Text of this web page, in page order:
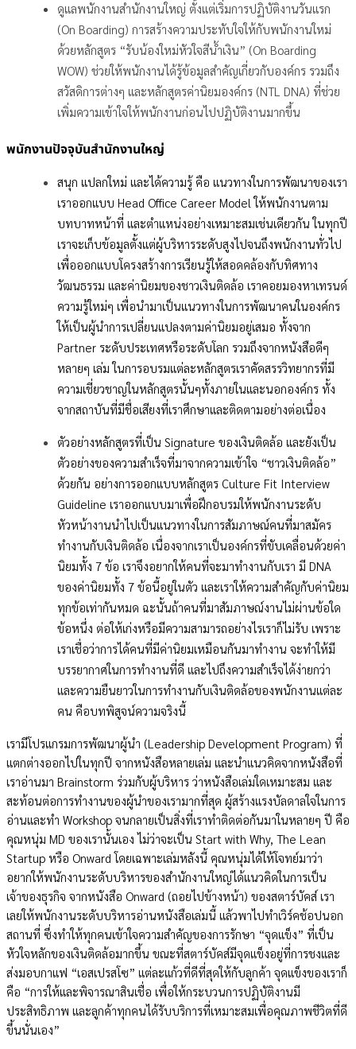
ดูแลพนักงานสำนักงานใหญ่ ตั้งแต่เริ่มการปฏิบัติงานวันแรก
(On Boarding) การสร้างความประทับใจให้กับพนักงานใหม่
ด้วยหลักสูตร “รับน้องใหม่หัวใจสีน้ำเงิน” (On Boarding
WOW) ช่วยให้พนักงานได้รู้ข้อมูลสำคัญเกี่ยวกับองค์กร รวมถึง
สวัสดิการต่างๆ และหลักสูตรค่านิยมองค์กร (NTL DNA) ที่ช่วย
เพิ่มความเข้าใจให้พนักงานก่อนไปปฏิบัติงานมากขึ้น
พนักงานปัจจุบันสำนักงานใหญ่
สนุก แปลกใหม่ และได้ความรู้ คือ แนวทางในการพัฒนาของเรา
เราออกแบบ Head Office Career Model ให้พนักงานตาม
บทบาทหน้าที่ และตำแหน่งอย่างเหมาะสมเช่นเดียวกัน ในทุกปี
เราจะเก็บข้อมูลตั้งแต่ผู้บริหารระดับสูงไปจนถึงพนักงานทั่วไป
เพื่อออกแบบโครงสร้างการเรียนรู้ให้สอดคล้องกับทิศทาง
วัฒนธรรม และค่านิยมของชาวเงินติดล้อ เราคอยมองหาเทรนด์
ความรู้ใหม่ๆ เพื่อนำมาเป็นแนวทางในการพัฒนาคนในองค์กร
ให้เป็นผู้นำการเปลี่ยนแปลงตามค่านิยมอยู่เสมอ ทั้งจาก
Partner ระดับประเทศหรือระดับโลก รวมถึงจากหนังสือดีๆ
หลายๆ เล่ม ในการอบรมแต่ละหลักสูตรเราคัดสรรวิทยากรที่มี
ความเชี่ยวชาญในหลักสูตรนั้นๆทั้งภายในและนอกองค์กร ทั้ง
จากสถาบันที่มีชื่อเสียงที่เราศึกษาและติดตามอย่างต่อเนื่อง
ตัวอย่างหลักสูตรที่เป็น Signature ของเงินติดล้อ และยังเป็น
ตัวอย่างของความสำเร็จที่มาจากความเข้าใจ “ชาวเงินติดล้อ”
ด้วยกัน อย่างการออกแบบหลักสูตร Culture Fit Interview
Guideline เราออกแบบมาเพื่อฝึกอบรมให้พนักงานระดับ
หัวหน้างานนำไปเป็นแนวทางในการสัมภาษณ์คนที่มาสมัคร
ทำงานกับเงินติดล้อ เนื่องจากเราเป็นองค์กรที่ขับเคลื่อนด้วยค่า
นิยมทั้ง 7 ข้อ เราจึงอยากให้คนที่จะมาทำงานกับเรา มี DNA
ของค่านิยมทั้ง 7 ข้อนี้อยู่ในตัว และเราให้ความสำคัญกับค่านิยม
ทุกข้อเท่ากันหมด ฉะนั้นถ้าคนที่มาสัมภาษณ์งานไม่ผ่านข้อใด
ข้อหนึ่ง ต่อให้เก่งหรือมีความสามารถอย่างไรเราก็ไม่รับ เพราะ
เราเชื่อว่าการได้คนที่มีค่านิยมเหมือนกันมาทำงาน จะทำให้มี
บรรยากาศในการทำงานที่ดี และไปถึงความสำเร็จได้ง่ายกว่า
และความยืนยาวในการทำงานกับเงินติดล้อของพนักงานแต่ละ
คน คือบทพิสูจน์ความจริงนี้
เรามีโปรแกรมการพัฒนาผู้นำ (Leadership Development Program) ที่
แตกต่างออกไปในทุกปี จากหนังสือหลายเล่ม และนำแนวคิดจากหนังสือที่
เราอ่านมา Brainstorm ร่วมกับผู้บริหาร ว่าหนังสือเล่มใดเหมาะสม และ
สะท้อนต่อการทำงานของผู้นำของเรามากที่สุด ผู้สร้างแรงบัลดาลใจในการ
อ่านและทำ Workshop จนกลายเป็นสิ่งที่เราทำติดต่อกันมาในหลายๆ ปี คือ
คุณหนุ่ม MD ของเรานั้นเอง ไม่ว่าจะเป็น Start with Why, The Lean
Startup หรือ Onward โดยเฉพาะเล่มหลังนี้ คุณหนุ่มได้ให้โจทย์มาว่า
อยากให้พนักงานระดับบริหารของสำนักงานใหญ่ได้แนวคิดในการเป็น
เจ้าของธุรกิจ จากหนังสือ Onward (ถอยไปข้างหน้า) ของสตาร์บัคส์ เรา
เลยให้พนักงานระดับบริหารอ่านหนังสือเล่มนี้ แล้วพาไปทำเวิร์คช้อปนอก
สถานที่ ซึ่งทำให้ทุกคนเข้าใจความสำคัญของการรักษา “จุดแข็ง” ที่เป็น
หัวใจหลักของเงินติดล้อมากขึ้น ขณะที่สตาร์บัคส์มีจุดแข็งอยู่ที่การชงและ
ส่งมอบกาแฟ “เอสเปรสโซ” แต่ละแก้วที่ดีที่สุดให้กับลูกค้า จุดแข็งของเราก็
คือ “การให้และพิจารณาสินเชื่อ เพื่อให้กระบวนการปฏิบัติงานมี
ประสิทธิภาพ และลูกค้าทุกคนได้รับบริการที่เหมาะสมเพื่อคุณภาพชีวิตที่ดี
ขึ้นนั่นเอง”